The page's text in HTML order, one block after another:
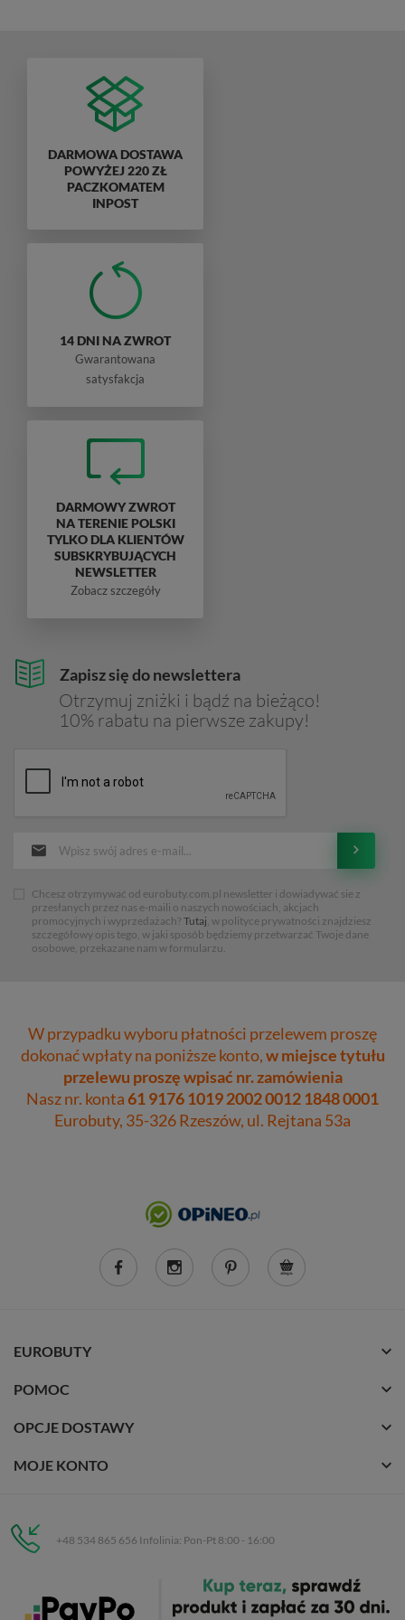
Zapisz się do newslettera
Otrzymuj zniżki i bądź na bieżąco!
10% rabatu na pierwsze zakupy!
Chcesz otrzymywać od eurobuty.com.pl newsletter i dowiadywać sie z
przesłanych przez nas e-maili o naszych nowościach, akcjach
promocyjnych i wyprzedażach? Tutaj , w polityce prywatności znajdziesz
szczegółowy opis tego, w jaki sposób będziemy przetwarzać Twoje dane
osobowe, przekazane nam w formularzu.
DARMOWA DOSTAWA
POWYŻEJ 220 ZŁ
PACZKOMATEM
INPOST
14 DNI NA ZWROT
Gwarantowana
satysfakcja
DARMOWY ZWROT
NA TERENIE POLSKI
TYLKO DLA KLIENTÓW
SUBSKRYBUJĄCYCH
NEWSLETTER
Zobacz szczegóły
W przypadku wyboru płatności przelewem proszę
dokonać wpłaty na poniższe konto,w miejsce tytułu
przelewu proszę wpisać nr. zamówienia
Nasz nr. konta61 9176 1019 2002 0012 1848 0001
Eurobuty, 35-326 Rzeszów, ul. Rejtana 53a
EUROBUTY
POMOC
OPCJE DOSTAWY
MOJE KONTO
+48 534 865 656 Infolinia: Pon-Pt 8:00 - 16:00
C.H. Respan, Rejtana 53a/250